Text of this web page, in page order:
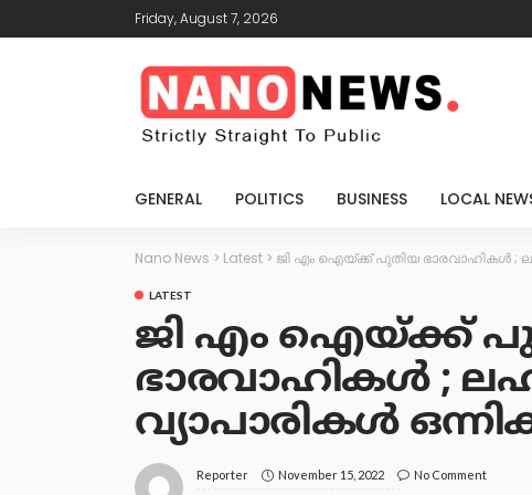
Friday, August 7, 2026
GENERAL POLITICS BUSINESS LOCAL
Nano News > Latest > ജി എം ഐയ്ക്ക് പുതിയ ഭാരവാഹികൾ ;
LATEST
ജി എം ഐയ്ക്ക്
ഭാരവാഹികൾ ;
വ്യാപാരികൾ
Reporter November 15, 2022 No Comment